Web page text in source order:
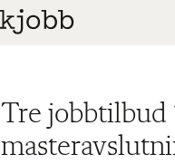
Tre jobbtilbud